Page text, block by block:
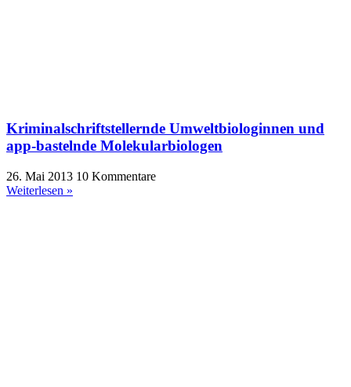
Kriminalschriftstellernde Umweltbiologinnen und
app-bastelnde Molekularbiologen
26. Mai 2013 10 Kommentare
Weiterlesen »